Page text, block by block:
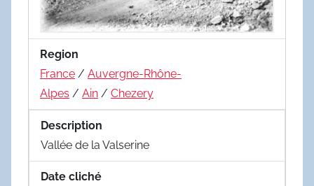
Region
France / Auvergne-Rhône-
Alpes / Ain / Chezery
Description
Vallée de la Valserine
Date cliché